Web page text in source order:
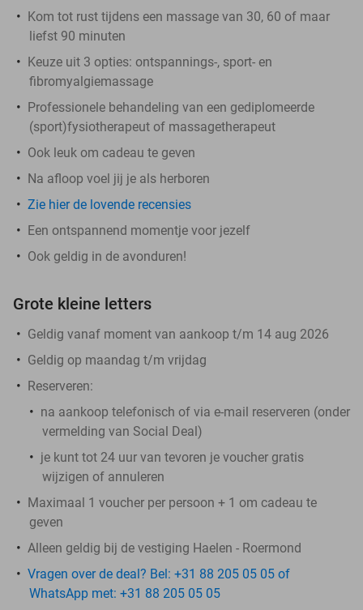
Kom tot rust tijdens een massage van 30, 60 of maar
liefst 90 minuten
Keuze uit 3 opties: ontspannings-, sport- en
fibromyalgiemassage
Professionele behandeling van een gediplomeerde
(sport)fysiotherapeut of massagetherapeut
Ook leuk om cadeau te geven
Na afloop voel jij je als herboren
Zie hier de lovende recensies
Een ontspannend momentje voor jezelf
Ook geldig in de avonduren!
Grote kleine letters
Geldig vanaf moment van aankoop t/m 14 aug 2026
Geldig op maandag t/m vrijdag
Reserveren:
na aankoop telefonisch of via e-mail reserveren (onder
vermelding van Social Deal)
je kunt tot 24 uur van tevoren je voucher gratis
wijzigen of annuleren
Maximaal 1 voucher per persoon + 1 om cadeau te
geven
Alleen geldig bij de vestiging Haelen - Roermond
Vragen over de deal? Bel: +31 88 205 05 05 of
WhatsApp met: +31 88 205 05 05